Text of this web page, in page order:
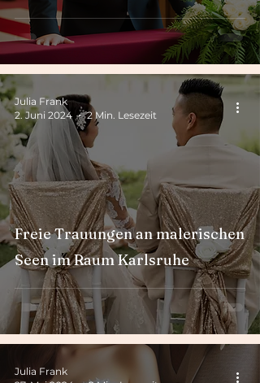
Freie Trauungen an malerischen
Seen im Raum Karlsruhe
Julia Frank
2. Juni 2024
2 Min. Lesezeit
Julia Frank